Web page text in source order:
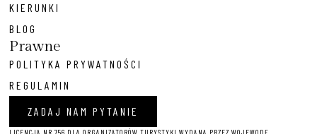
KIERUNKI
BLOG
Prawne
POLITYKA PRYWATNOŚCI
REGULAMIN
ZADAJ NAM PYTANIE